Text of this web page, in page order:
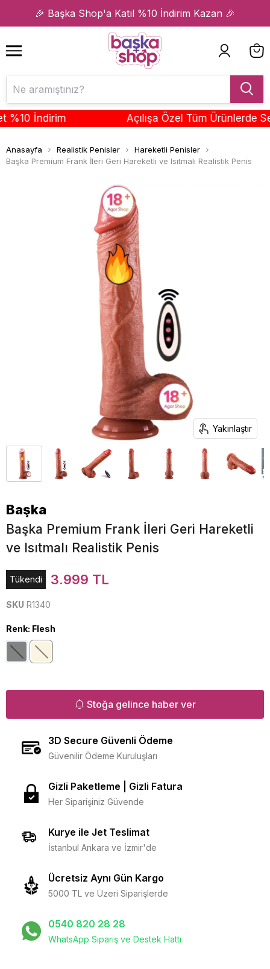
🎉 Başka Shop'a Katıl %10 İndirim Kazan 🎉
1 2
İndirim Açılışa Özel Tüm Ürünlerde
Anasayfa Realistik Penisler
Hareketli Penisler
Başka Premium Frank İleri Geri Hareketli ve Isıtmalı Realistik Penis
Yakınlaştır
Başka
Başka Premium Frank İleri Geri Hareketli
ve Isıtmalı Realistik Penis
Tükendi 3.999 TL
SKU R1340
Renk: Flesh
Stoğa gelince haber ver
3D Secure Güvenli Ödeme
Güvenilir Ödeme Kuruluşları
Gizli Paketleme | Gizli Fatura
Her Siparişiniz Güvende
Kurye ile Jet Teslimat
İstanbul Ankara ve İzmir'de
Ücretsiz Aynı Gün Kargo
5000 TL ve Üzeri Siparişlerde
0540 820 28 28
WhatsApp Sipariş ve Destek Hattı